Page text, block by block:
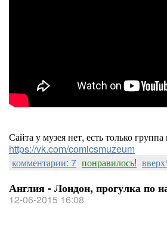
Сайта у музея нет, есть только группа
https://vk.com/comicsmuzeum
комментарии: 7 понравилось!
Англия - Лондон, прогулка по
12-06-2015 16:08